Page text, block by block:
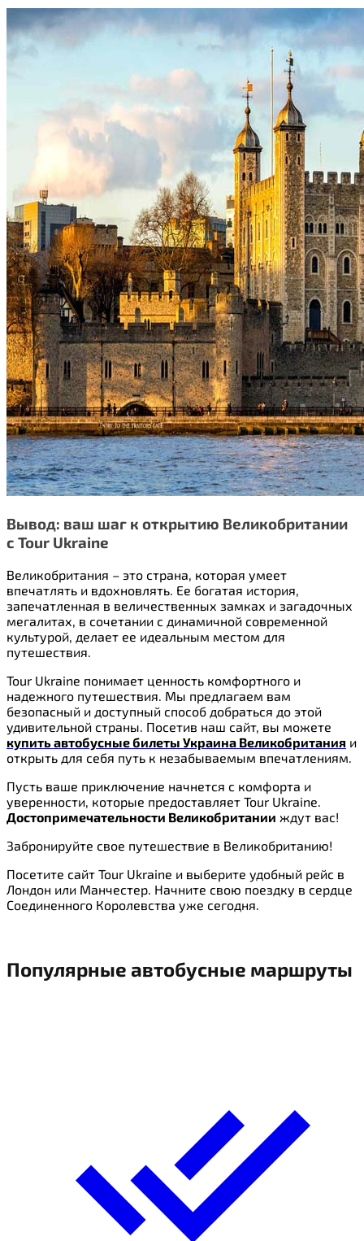
Вывод: ваш шаг к открытию Великобритании
с Tour Ukraine
Великобритания – это страна, которая умеет
впечатлять и вдохновлять. Ее богатая история,
запечатленная в величественных замках и загадочных
мегалитах, в сочетании с динамичной современной
культурой, делает ее идеальным местом для
путешествия.
Tour Ukraine понимает ценность комфортного и
надежного путешествия. Мы предлагаем вам
безопасный и доступный способ добраться до этой
удивительной страны. Посетив наш сайт, вы можете
купить автобусные билеты Украина Великобритания и
открыть для себя путь к незабываемым впечатлениям.
Пусть ваше приключение начнется с комфорта и
уверенности, которые предоставляет Tour Ukraine.
Достопримечательности Великобритании ждут вас!
Забронируйте свое путешествие в Великобританию!
Посетите сайт Tour Ukraine и выберите удобный рейс в
Лондон или Манчестер. Начните свою поездку в сердце
Соединенного Королевства уже сегодня.
Популярные автобусные маршруты